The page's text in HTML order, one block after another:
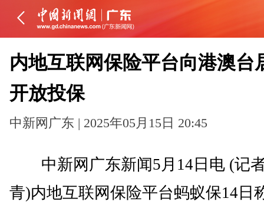
内地互联网保险平台向港澳台
开放投保
中新网广东 | 2025年05月15日 20:45
中新网广东新闻5月14日电 (记
青)内地互联网保险平台蚂蚁保14日